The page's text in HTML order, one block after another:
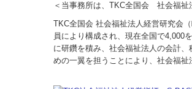
＜当事務所は、TKC全国会 社会福祉
TKC全国会 社会福祉法人経営研究会
員により構成され、現在全国で4,000
に研鑽を積み、社会福祉法人の会計
めの一翼を担うことにより、社会福祉